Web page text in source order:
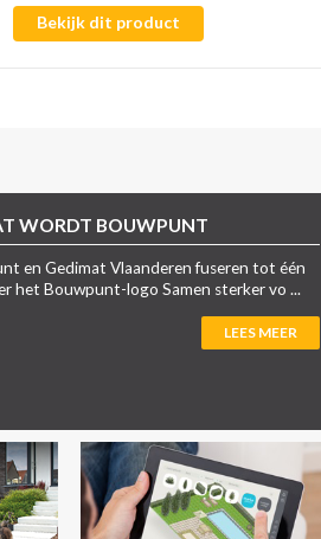
Bekijk dit product
WORDT BOUWPUNT
en Gedimat Vlaanderen fuseren tot één
het Bouwpunt-logo Samen sterker vo ...
LEES MEER